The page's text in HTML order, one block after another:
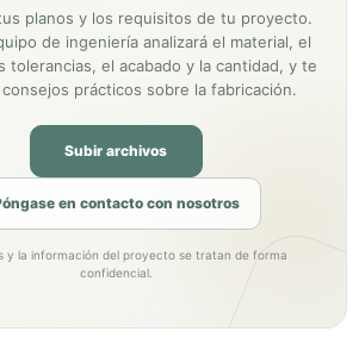
planos y los requisitos de tu proyecto.
de ingeniería analizará el material, el
tolerancias, el acabado y la cantidad, y te
prácticos sobre la fabricación.
Subir archivos
en contacto con nosotros
y la información del proyecto se tratan de forma
confidencial.